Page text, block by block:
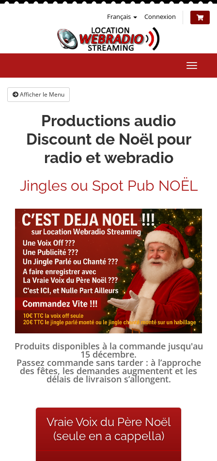
Français Connexion
la
Afficher le Menu
Productions audio
Discount de Noël pour
radio et webradio
Jingles ou Spot Pub NOËL
Produits disponibles à la commande jusqu'au
15 décembre.
Passez commande sans tarder : à l’approche
des fêtes, les demandes augmentent et les
délais de livraison s’allongent.
Vraie Voix du Père Noël
(seule en a cappella)